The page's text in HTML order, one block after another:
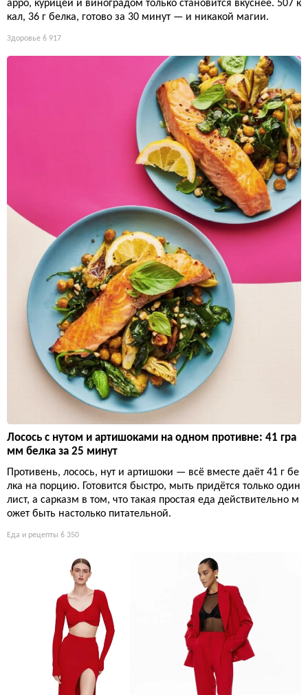
арро, курицей и виноградом только становится вкуснее. 507 к
кал, 36 г белка, готово за 30 минут — и никакой магии.
Здоровье 6 917
Лосось с нутом и артишоками на одном противне: 41 гра
мм белка за 25 минут
Противень, лосось, нут и артишоки — всё вместе даёт 41 г бе
лка на порцию. Готовится быстро, мыть придётся только один
лист, а сарказм в том, что такая простая еда действительно м
ожет быть настолько питательной.
Еда и рецепты 6 350